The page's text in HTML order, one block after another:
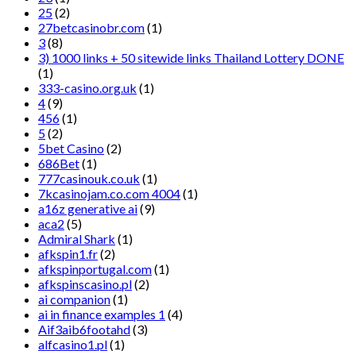
25(2)
27betcasinobr.com(1)
3(8)
3) 1000 links + 50 sitewide links Thailand Lottery DONE
(1)
333-casino.org.uk (1)
4(9)
456(1)
5(2)
5bet Casino(2)
686Bet(1)
777casinouk.co.uk (1)
7kcasinojam.co.com 4004(1)
a16z generative ai(9)
aca2 (5)
Admiral Shark (1)
afkspin1.fr(2)
afkspinportugal.com(1)
afkspinscasino.pl(2)
ai companion(1)
ai in finance examples 1 (4)
Aif3aib6footahd(3)
alfcasino1.pl(1)